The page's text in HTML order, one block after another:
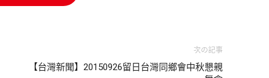
次の記事
【台灣新聞】20150926留日台灣同鄉會中秋懇親